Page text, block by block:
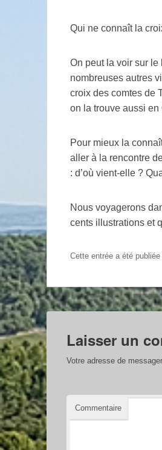
Qui ne connaît la
On peut la voir sur
nombreuses autres
croix des comtes de
on la trouve aussi en
Pour mieux la
aller à la rencontre
: d’où vient-elle ?
Nous voyagerons
cents illustrations et
Cette entrée a été publiée
Laisser un
Votre adresse de
Commentaire